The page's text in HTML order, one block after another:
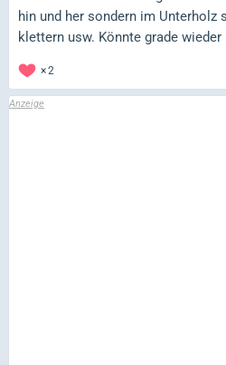
hin und her sondern im Unterholz
klettern usw. Könnte grade
2